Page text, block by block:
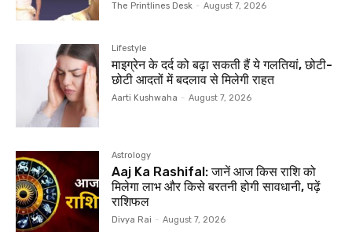
The Printlines Desk - August 7, 2026
Lifestyle
माइग्रेन के दर्द को बढ़ा सकती हैं ये गलतियां, छोटी-
छोटी आदतों में बदलाव से मिलेगी राहत
Aarti Kushwaha - August 7, 2026
Astrology
Aaj Ka Rashifal: जानें आज किस राशि को
मिलेगा लाभ और किसे बरतनी होगी सावधानी, पढ़ें
राशिफल
Divya Rai - August 7, 2026